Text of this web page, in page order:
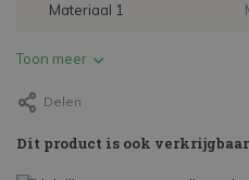
Materiaal 1
Toon meer
Delen
Dit product is ook